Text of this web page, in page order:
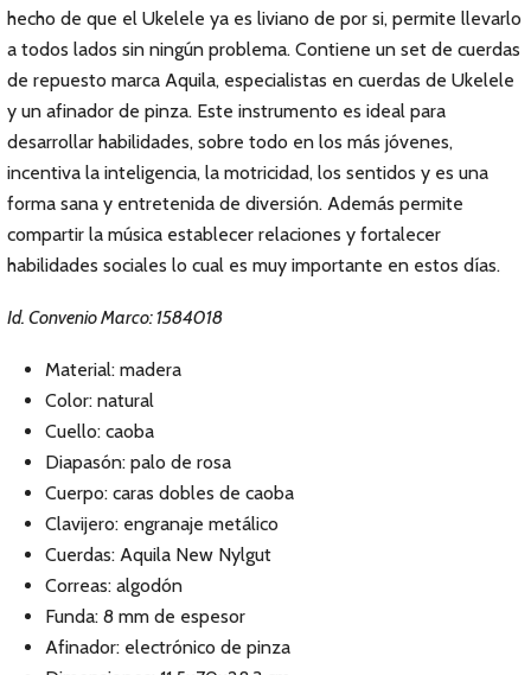
hecho de que el Ukelele ya es liviano de por si, permite llevarlo
a todos lados sin ningún problema. Contiene un set de cuerdas
de repuesto marca Aquila, especialistas en cuerdas de Ukelele
y un afinador de pinza. Este instrumento es ideal para
desarrollar habilidades, sobre todo en los más jóvenes,
incentiva la inteligencia, la motricidad, los sentidos y es una
forma sana y entretenida de diversión. Además permite
compartir la música establecer relaciones y fortalecer
habilidades sociales lo cual es muy importante en estos días.
Id. Convenio Marco: 1584018
Material: madera
Color: natural
Cuello: caoba
Diapasón: palo de rosa
Cuerpo: caras dobles de caoba
Clavijero: engranaje metálico
Cuerdas: Aquila New Nylgut
Correas: algodón
Funda: 8 mm de espesor
Afinador: electrónico de pinza